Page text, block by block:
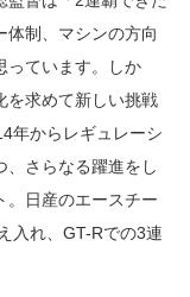
体制、マシンの方向
っています。しか
を求めて新しい挑戦
年からレギュレーシ
、さらなる躍進をし
。日産のエースチー
入れ、GT-Rでの3連